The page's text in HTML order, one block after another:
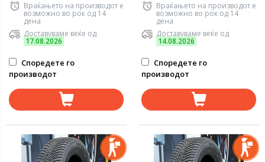
Враќањето на производот е
возможно во рок од 14
дена
Доставуваме веќе од
17.08.2026
Споредете го
производот
Враќањето на производот е
возможно во рок од 14
дена
Доставуваме веќе од
14.08.2026
Споредете го
производот